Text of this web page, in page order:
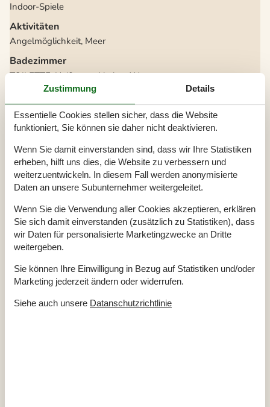
Indoor-Spiele
Aktivitäten
Angelmöglichkeit, Meer
Badezimmer
TOILETTE. Heißes und kaltes Wasser
Alternative Heizung, Wärmepumpe
Anzahl Hochstühle 1
Anzahl Kinderbetten 1
Baujahr 1982
Baumaterial: Holz
Befindet sich in der Nähe/auf dem Campingplatz
EL exkl.
Ferienhaus 85 m²
Heizung, Elektroheizung
Renoviert
2022
Self-Service-Check-in
Staubsauger
Waschmaschine
Wasser inkl.
Winterfest
Draußen
Gartenmöbel
Grill
Zustimmung Details
Essentielle Cookies stellen sicher, dass die Website
funktioniert, Sie können sie daher nicht deaktivieren.
Wenn Sie damit einverstanden sind, dass wir Ihre Statistiken
erheben, hilft uns dies, die Website zu verbessern und
weiterzuentwickeln. In diesem Fall werden anonymisierte
Daten an unsere Subunternehmer weitergeleitet.
Wenn Sie die Verwendung aller Cookies akzeptieren, erklären
Sie sich damit einverstanden (zusätzlich zu Statistiken), dass
wir Daten für personalisierte Marketingzwecke an Dritte
weitergeben.
Sie können Ihre Einwilligung in Bezug auf Statistiken und/oder
Marketing jederzeit ändern oder widerrufen.
Siehe auch unsere Datanschutzrichtlinie